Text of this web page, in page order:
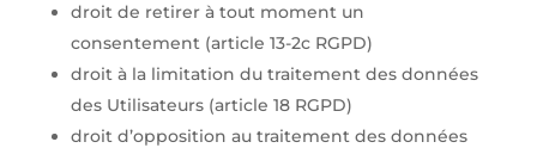
droit de retirer à tout moment un
consentement (article 13-2c RGPD)
droit à la limitation du traitement des données
des Utilisateurs (article 18 RGPD)
droit d’opposition au traitement des données